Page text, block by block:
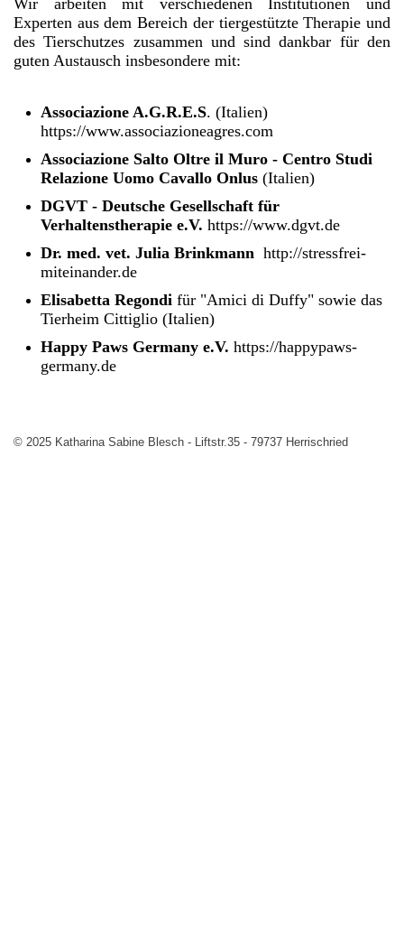
Wir arbeiten mit verschiedenen Institutionen und
Experten aus dem Bereich der tiergestützte Therapie und
des Tierschutzes zusammen und sind dankbar für den
guten Austausch insbesondere mit:
Associazione A.G.R.E.S. (Italien)
https://www.associazioneagres.com
Associazione Salto Oltre il Muro - Centro Studi
Relazione Uomo Cavallo Onlus (Italien)
DGVT - Deutsche Gesellschaft für
Verhaltenstherapie e.V. https://www.dgvt.de
Dr. med. vet. Julia Brinkmann http://stressfrei-
miteinander.de
Elisabetta Regondi für "Amici di Duffy" sowie das
Tierheim Cittiglio (Italien)
Happy Paws Germany e.V. https://happypaws-
germany.de
© 2025 Katharina Sabine Blesch - Liftstr.35 - 79737 Herrischried